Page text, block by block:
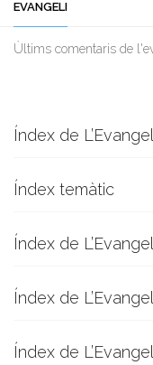
EVANGELI
Ùltims comentaris de
Índex de
Índex temàtic
Índex de
Índex de
Índex de